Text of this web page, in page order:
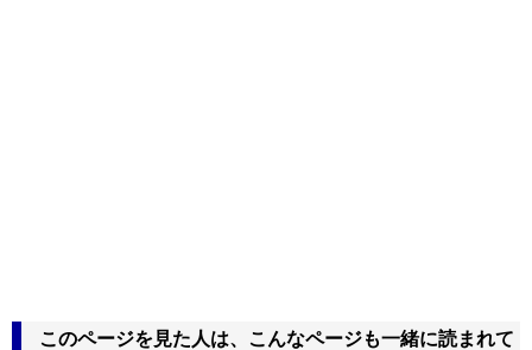
このページを見た人は、こんなページも一緒に読まれて